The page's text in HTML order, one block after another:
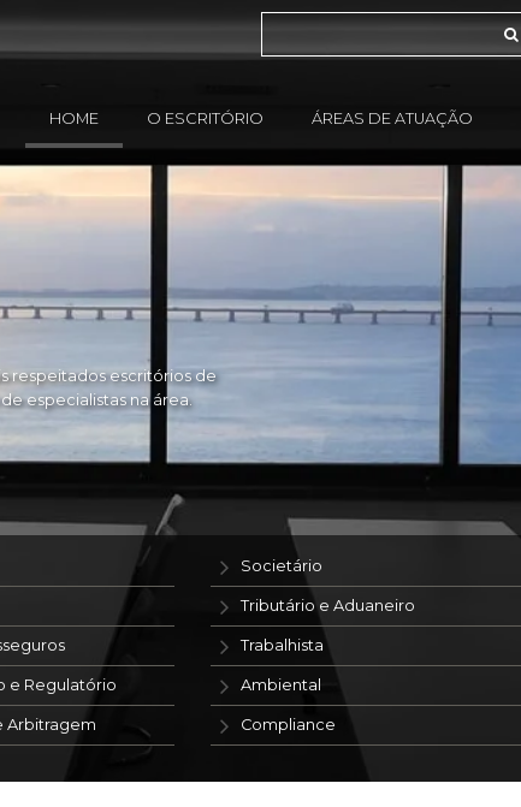
HOME O ESCRITÓRIO ÁREAS DE ATUAÇÃO
respeitados escritórios de
especialistas na área.
e Regulatório
Arbitragem
Societário
Tributário e Aduaneiro
Trabalhista
Ambiental
Compliance